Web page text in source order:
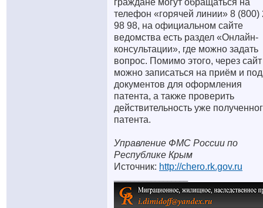
граждане могут обращаться на
телефон «горячей линии» 8 (800)
98 98, на официальном сайте
ведомства есть раздел «Онлайн-
консультации», где можно задать
вопрос. Помимо этого, через сайт
можно записаться на приём и
документов для оформления
патента, а также проверить
действительность уже
патента.
Управление ФМС России по
Республике Крым
Источник: http://chero.rk.gov.ru